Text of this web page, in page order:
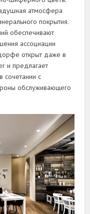
атмосфера
покрытия.
обеспечивают
ассоциации
открыт даже в
и предлагает
сочетании с
обслуживающего